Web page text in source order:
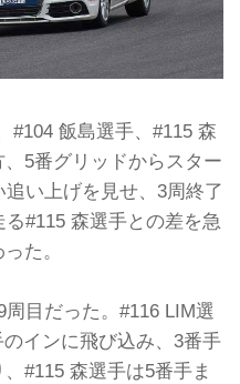
#104 飯島選手、#115 森
5番グリッドからスター
追い上げを見せ、3周終了
#115 森選手との差を急
た。
目だった。#116 LIM選
インに飛び込み、3番手
#115 森選手は5番手ま